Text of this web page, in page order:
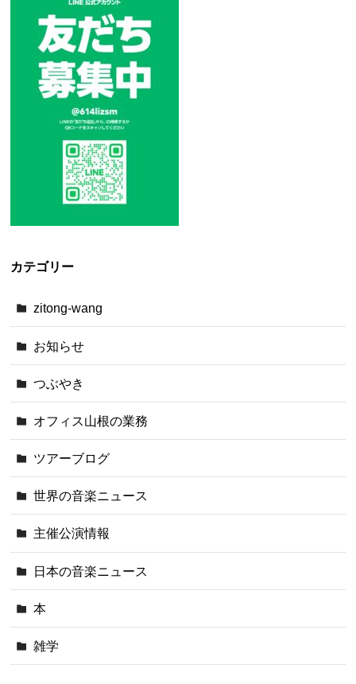
カテゴリー
zitong-wang
お知らせ
つぶやき
オフィス山根の業務
ツアーブログ
世界の音楽ニュース
主催公演情報
日本の音楽ニュース
本
雑学